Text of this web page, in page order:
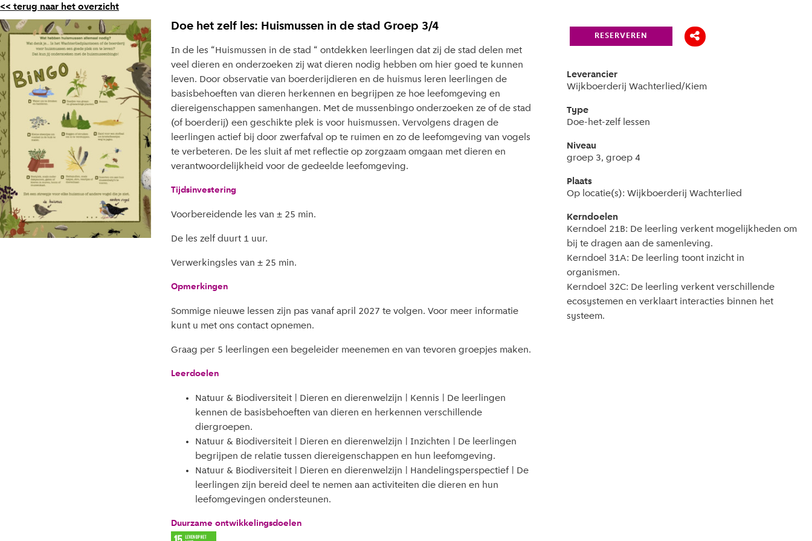
<< terug naar het overzicht
Doe het zelf les: Huismussen in de stad Groep 3/4
In de les “Huismussen in de stad “ ontdekken leerlingen dat zij de stad delen met
veel dieren en onderzoeken zij wat dieren nodig hebben om hier goed te kunnen
leven. Door observatie van boerderijdieren en de huismus leren leerlingen de
basisbehoeften van dieren herkennen en begrijpen ze hoe leefomgeving en
diereigenschappen samenhangen. Met de mussenbingo onderzoeken ze of de stad
(of boerderij) een geschikte plek is voor huismussen. Vervolgens dragen de
leerlingen actief bij door zwerfafval op te ruimen en zo de leefomgeving van vogels
te verbeteren. De les sluit af met reflectie op zorgzaam omgaan met dieren en
verantwoordelijkheid voor de gedeelde leefomgeving.
Tijdsinvestering
Voorbereidende les van ± 25 min.
De les zelf duurt 1 uur.
Verwerkingsles van ± 25 min.
Opmerkingen
Sommige nieuwe lessen zijn pas vanaf april 2027 te volgen. Voor meer informatie
kunt u met ons contact opnemen.
Graag per 5 leerlingen een begeleider meenemen en van tevoren groepjes maken.
Leerdoelen
Natuur & Biodiversiteit | Dieren en dierenwelzijn | Kennis | De leerlingen
kennen de basisbehoeften van dieren en herkennen verschillende
diergroepen.
Natuur & Biodiversiteit | Dieren en dierenwelzijn | Inzichten | De leerlingen
begrijpen de relatie tussen diereigenschappen en hun leefomgeving.
Natuur & Biodiversiteit | Dieren en dierenwelzijn | Handelingsperspectief | De
leerlingen zijn bereid deel te nemen aan activiteiten die dieren en hun
leefomgevingen ondersteunen.
Duurzame ontwikkelingsdoelen
RESERVEREN
Leverancier
Wijkboerderij Wachterlied/Kiem
Type
Doe-het-zelf lessen
Niveau
groep 3, groep 4
Plaats
Op locatie(s): Wijkboerderij Wachterlied
Kerndoelen
Kerndoel 21B: De leerling verkent mogelijkheden om
bij te dragen aan de samenleving.
Kerndoel 31A: De leerling toont inzicht in
organismen.
Kerndoel 32C: De leerling verkent verschillende
ecosystemen en verklaart interacties binnen het
systeem.